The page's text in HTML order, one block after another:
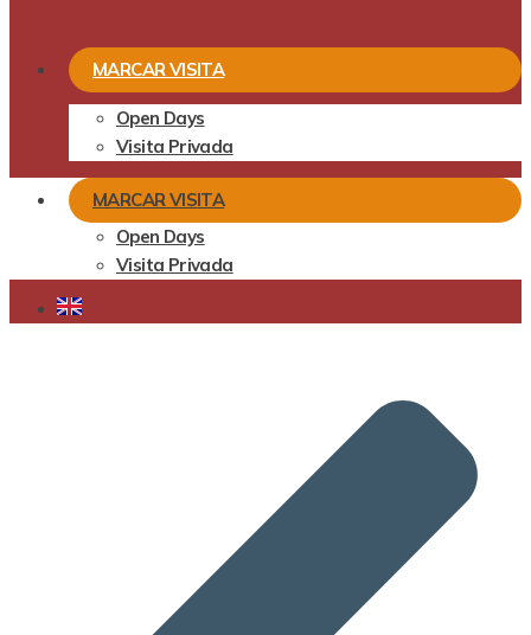
MARCAR VISITA
Open Days
Visita Privada
MARCAR VISITA
Open Days
Visita Privada